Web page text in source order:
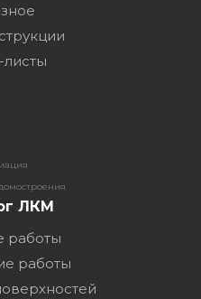
ЛКМ
работы
работы